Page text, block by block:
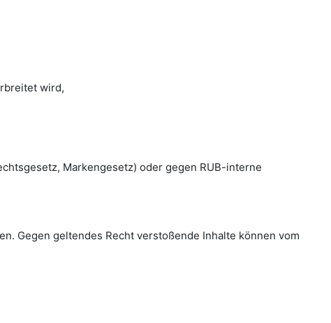
wird,
Markengesetz) oder gegen RUB-interne
Gegen geltendes Recht verstoßende Inhalte können vom